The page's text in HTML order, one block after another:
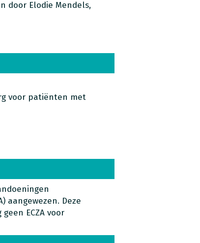
door Elodie Mendels,
voor patiënten met
aangewezen. Deze
ECZA voor